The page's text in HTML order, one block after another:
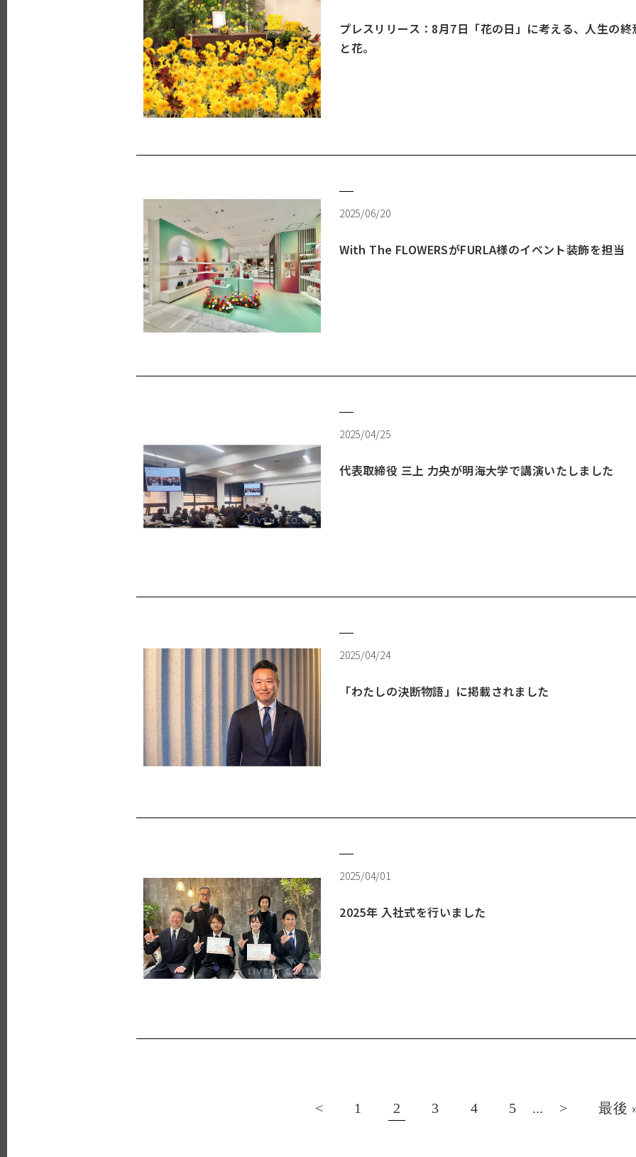
プレスリリース：8月7日「花の日」に考える、人生の終
と花。
2025/06/20
With The FLOWERSがFURLA様のイベント装飾を担当
2025/04/25
代表取締役 三上 力央が明海大学で講演いたしました
2025/04/24
「わたしの決断物語」に掲載されました
2025/04/01
2025年 入社式を行いました
< 1 2 3 4 5 ... > 最後